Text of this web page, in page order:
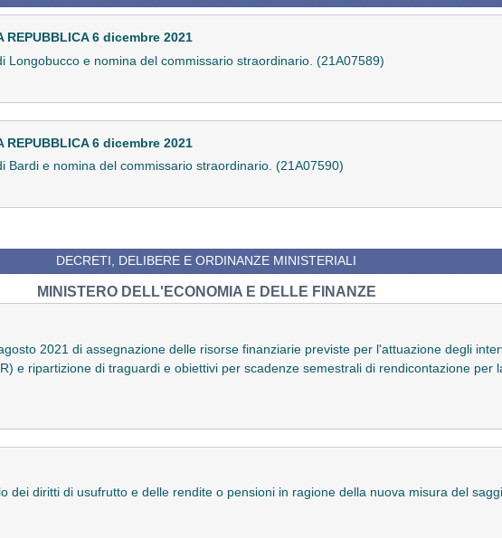
REPUBBLICA 6 dicembre 2021
Longobucco e nomina del commissario straordinario. (21A07589)
REPUBBLICA 6 dicembre 2021
Bardi e nomina del commissario straordinario. (21A07590)
DECRETI, DELIBERE E ORDINANZE MINISTERIALI
MINISTERO DELL'ECONOMIA E DELLE FINANZE
2021 di assegnazione delle risorse finanziarie previste per l'attuazione degli
e ripartizione di traguardi e obiettivi per scadenze semestrali di rendicontazione per
dei diritti di usufrutto e delle rendite o pensioni in ragione della nuova misura del